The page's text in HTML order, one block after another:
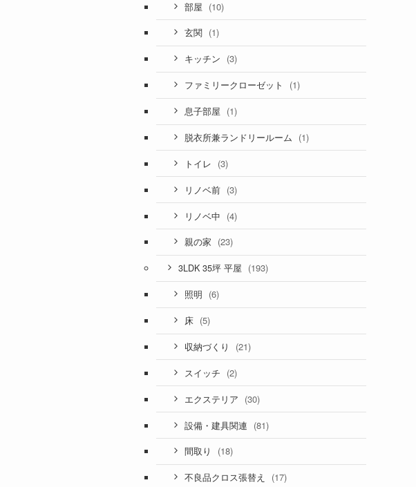
部屋 (10)
玄関 (1)
キッチン (3)
ファミリークローゼット (1)
息子部屋 (1)
脱衣所兼ランドリールーム (1)
トイレ (3)
リノベ前 (3)
リノベ中 (4)
親の家 (23)
3LDK 35坪 平屋 (193)
照明 (6)
床 (5)
収納づくり (21)
スイッチ (2)
エクステリア (30)
設備・建具関連 (81)
間取り (18)
不良品クロス張替え (17)